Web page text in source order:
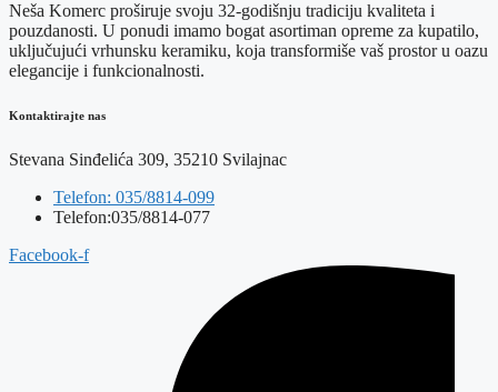
Neša Komerc proširuje svoju 32-godišnju tradiciju kvaliteta i
pouzdanosti. U ponudi imamo bogat asortiman opreme za kupatilo,
uključujući vrhunsku keramiku, koja transformiše vaš prostor u oazu
elegancije i funkcionalnosti.
Kontaktirajte nas
Stevana Sinđelića 309, 35210 Svilajnac
Telefon: 035/8814-099
Telefon:035/8814-077
Facebook-f